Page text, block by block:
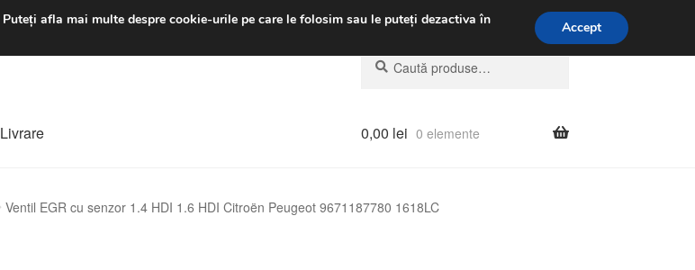
luni-vineri 9 a.m. - 4 p.m.031 229 6816
Caută
după:
Caută
Livrare 0,00 lei 0 elemente
Ventil EGR cu senzor 1.4 HDI 1.6 HDI Citroën Peugeot 9671187780 1618LC
Puteți afla mai multe despre cookie-urile pe care le folosim sau le puteți dezactiva în
Accept